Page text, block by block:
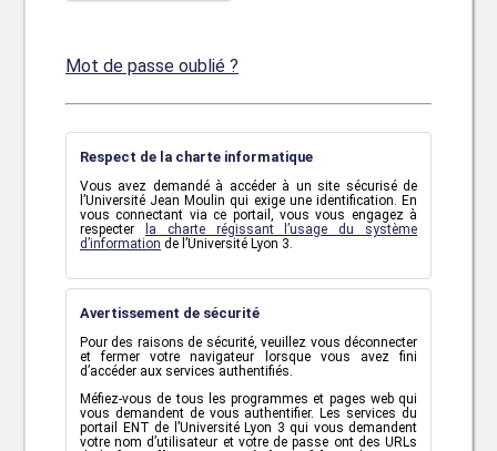
Mot de passe oublié ?
Respect de la charte informatique
Vous avez demandé à accéder à un site sécurisé de
l’Université Jean Moulin qui exige une identification. En
vous connectant via ce portail, vous vous engagez à
respecter
la charte régissant l’usage du système
d’information de l’Université Lyon 3.
Avertissement de sécurité
Pour des raisons de sécurité, veuillez vous déconnecter
et fermer votre navigateur lorsque vous avez fini
d’accéder aux services authentifiés.
Méfiez-vous de tous les programmes et pages web qui
vous demandent de vous authentifier. Les services du
portail ENT de l’Université Lyon 3 qui vous demandent
votre nom d’utilisateur et votre de passe ont des URLs